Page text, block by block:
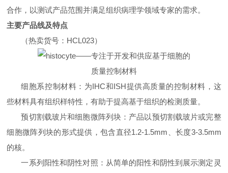
合作，以测试产品范围并满足组织病理学领域专家的需求。
主要产品线及特点
（热卖货号： HCL023）
细胞系控制材料：为IHC和ISH提供高质量的控制材料，这
些材料具有组织样特性，有助于提高基于组织的检测质量。
预切割载玻片和细胞微阵列块：产品以预切割载玻片或完整
细胞微阵列块的形式提供，包含直径1.2-1.5mm、长度3-3.5mm
的核。
一系列阳性和阴性对照：从简单的阳性和阴性到展示测定灵